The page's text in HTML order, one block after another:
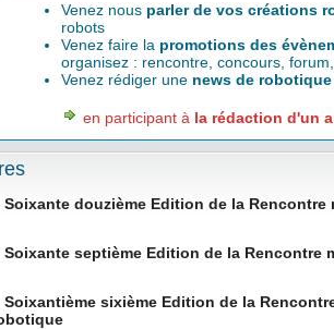
Venez nous parler de vos créations
robots
Venez faire la promotions des
organisez : rencontre, concours,
Venez rédiger une news de robotique
en participant à la rédaction d'un
Soixante douzième Edition de la
Soixante septième Edition de la Rencontre
sixième Edition de la